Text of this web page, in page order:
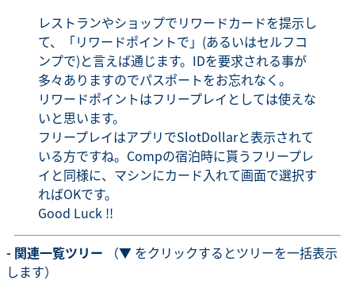
レストランやショップでリワードカードを提示し
て、「リワードポイントで」(あるいはセルフコ
ンプで)と言えば通じます。IDを要求される事が
多々ありますのでパスポートをお忘れなく。
リワードポイントはフリープレイとしては使えな
いと思います。
フリープレイはアプリでSlotDollarと表示されて
いる方ですね。Compの宿泊時に貰うフリープレ
イと同様に、マシンにカード入れて画面で選択す
ればOKです。
Good Luck !!
- 関連一覧ツリー （▼ をクリックするとツリーを一括表示
します）